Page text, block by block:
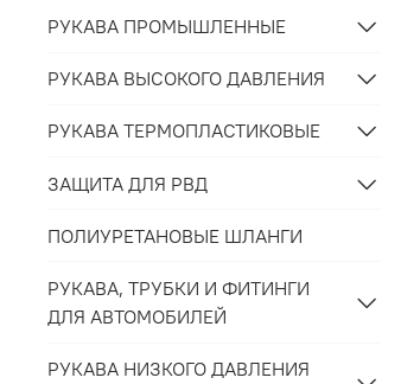
РУКАВА ПРОМЫШЛЕННЫЕ
РУКАВА ВЫСОКОГО ДАВЛЕНИЯ
РУКАВА ТЕРМОПЛАСТИКОВЫЕ
ЗАЩИТА ДЛЯ РВД
ПОЛИУРЕТАНОВЫЕ ШЛАНГИ
РУКАВА, ТРУБКИ И ФИТИНГИ
ДЛЯ АВТОМОБИЛЕЙ
РУКАВА НИЗКОГО ДАВЛЕНИЯ